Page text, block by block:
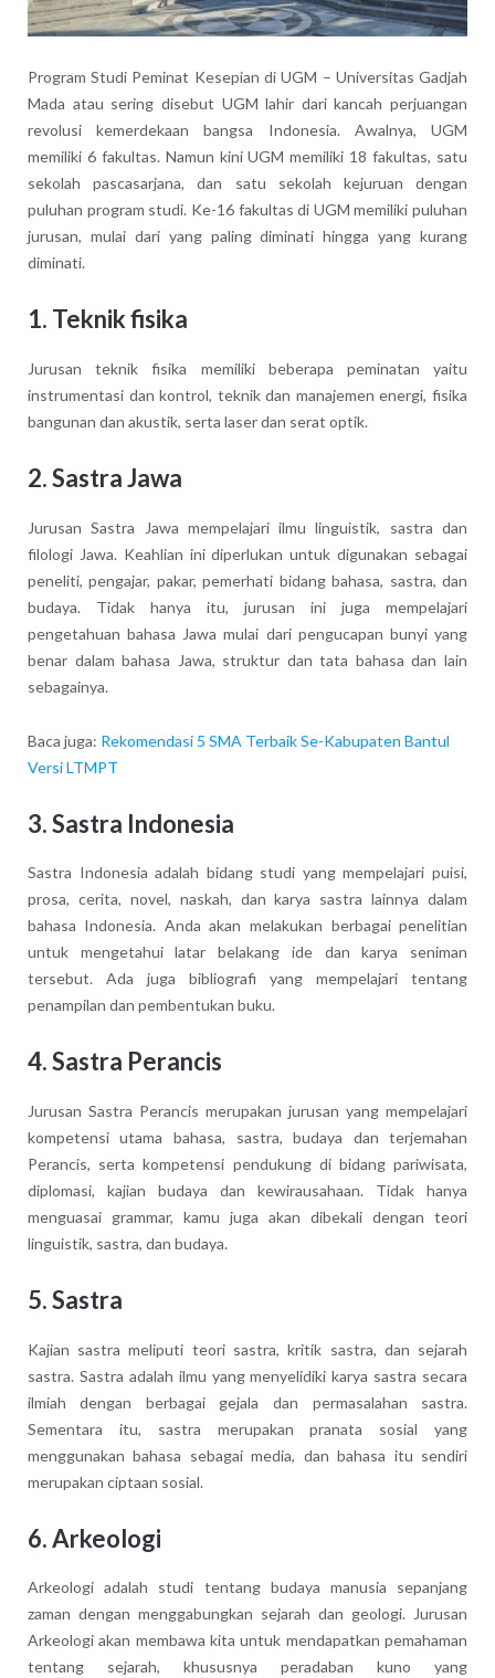
Program Studi Peminat Kesepian di UGM – Universitas Gadjah
Mada atau sering disebut UGM lahir dari kancah perjuangan
revolusi kemerdekaan bangsa Indonesia. Awalnya, UGM
memiliki 6 fakultas. Namun kini UGM memiliki 18 fakultas, satu
sekolah pascasarjana, dan satu sekolah kejuruan dengan
puluhan program studi. Ke-16 fakultas di UGM memiliki puluhan
jurusan, mulai dari yang paling diminati hingga yang kurang
diminati.
1. Teknik fisika
Jurusan teknik fisika memiliki beberapa peminatan yaitu
instrumentasi dan kontrol, teknik dan manajemen energi, fisika
bangunan dan akustik, serta laser dan serat optik.
2. Sastra Jawa
Jurusan Sastra Jawa mempelajari ilmu linguistik, sastra dan
filologi Jawa. Keahlian ini diperlukan untuk digunakan sebagai
peneliti, pengajar, pakar, pemerhati bidang bahasa, sastra, dan
budaya. Tidak hanya itu, jurusan ini juga mempelajari
pengetahuan bahasa Jawa mulai dari pengucapan bunyi yang
benar dalam bahasa Jawa, struktur dan tata bahasa dan lain
sebagainya.
Baca juga: Rekomendasi 5 SMA Terbaik Se-Kabupaten Bantul
Versi LTMPT
3. Sastra Indonesia
Sastra Indonesia adalah bidang studi yang mempelajari puisi,
prosa, cerita, novel, naskah, dan karya sastra lainnya dalam
bahasa Indonesia. Anda akan melakukan berbagai penelitian
untuk mengetahui latar belakang ide dan karya seniman
tersebut. Ada juga bibliografi yang mempelajari tentang
penampilan dan pembentukan buku.
4. Sastra Perancis
Jurusan Sastra Perancis merupakan jurusan yang mempelajari
kompetensi utama bahasa, sastra, budaya dan terjemahan
Perancis, serta kompetensi pendukung di bidang pariwisata,
diplomasi, kajian budaya dan kewirausahaan. Tidak hanya
menguasai grammar, kamu juga akan dibekali dengan teori
linguistik, sastra, dan budaya.
5. Sastra
Kajian sastra meliputi teori sastra, kritik sastra, dan sejarah
sastra. Sastra adalah ilmu yang menyelidiki karya sastra secara
ilmiah dengan berbagai gejala dan permasalahan sastra.
Sementara itu, sastra merupakan pranata sosial yang
menggunakan bahasa sebagai media, dan bahasa itu sendiri
merupakan ciptaan sosial.
6. Arkeologi
Arkeologi adalah studi tentang budaya manusia sepanjang
zaman dengan menggabungkan sejarah dan geologi. Jurusan
Arkeologi akan membawa kita untuk mendapatkan pemahaman
tentang sejarah, khususnya peradaban kuno yang